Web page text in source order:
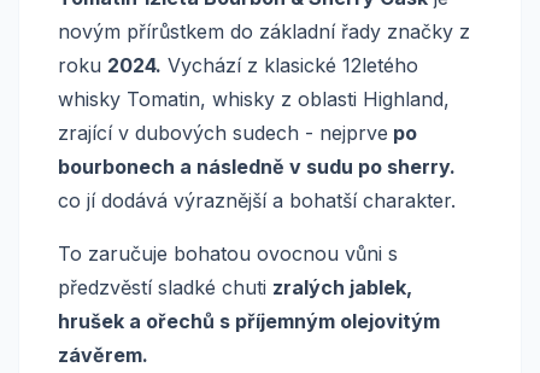
novým přírůstkem do základní řady značky z
roku 2024. Vychází z klasické 12letého
whisky Tomatin, whisky z oblasti Highland,
zrající v dubových sudech - nejprve po
bourbonech a následně v sudu po sherry.
co jí dodává výraznější a bohatší charakter.
To zaručuje bohatou ovocnou vůni s
předzvěstí sladké chuti zralých jablek,
hrušek a ořechů s příjemným olejovitým
závěrem.